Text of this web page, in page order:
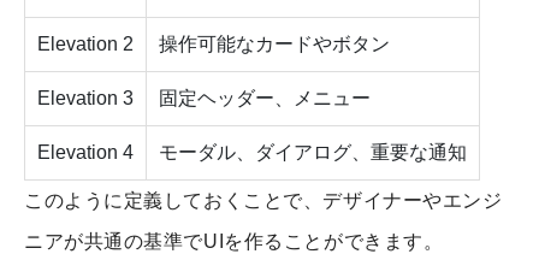
Elevation 2 操作可能なカードやボタン
Elevation 3 固定ヘッダー、メニュー
Elevation 4 モーダル、ダイアログ、重要な通知
このように定義しておくことで、デザイナーやエンジ
ニアが共通の基準でUIを作ることができます。